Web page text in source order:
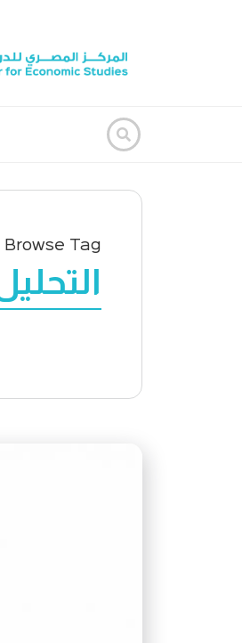
Browse Tag